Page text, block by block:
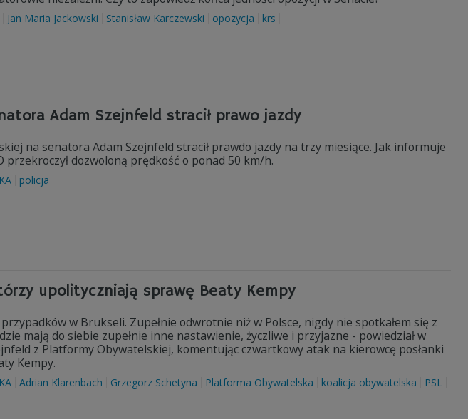
Jan Maria Jackowski Stanisław Karczewski opozycja krs
Adam Szejnfeld stracił prawo jazdy
na senatora Adam Szejnfeld stracił prawdo jazdy na trzy miesiące. Jak informuje
przekroczył dozwoloną prędkość o ponad 50 km/h.
policja
upolityczniają sprawę Beaty Kempy
przypadków w Brukseli. Zupełnie odwrotnie niż w Polsce, nigdy nie spotkałem się z
mają do siebie zupełnie inne nastawienie, życzliwe i przyjazne - powiedział w
z Platformy Obywatelskiej, komentując czwartkowy atak na kierowcę posłanki
Kempy.
Adrian Klarenbach Grzegorz Schetyna Platforma Obywatelska koalicja obywatelska
PSL